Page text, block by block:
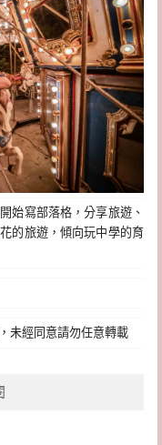
始寫部落格，分享旅遊、
的旅遊，傾向玩中學的育
未經同意請勿任意轉載